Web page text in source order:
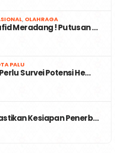
, OLAHRAGA
Meradang ! Putusan …
PALU
Survei Potensi He…
Kesiapan Penerb…